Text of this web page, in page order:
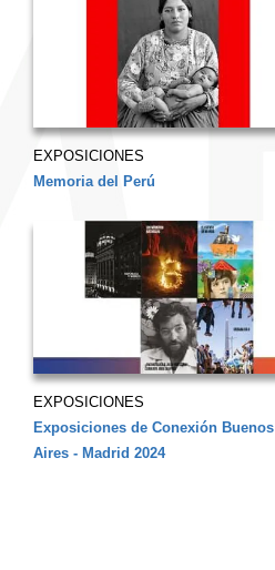
EXPOSICIONES
Memoria del Perú
EXPOSICIONES
Exposiciones de Conexión Buenos
Aires - Madrid 2024